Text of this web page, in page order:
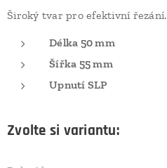
Široký tvar pro efektivní řezání.
Délka 50 mm
Šířka 55 mm
Upnutí SLP
Zvolte si variantu: